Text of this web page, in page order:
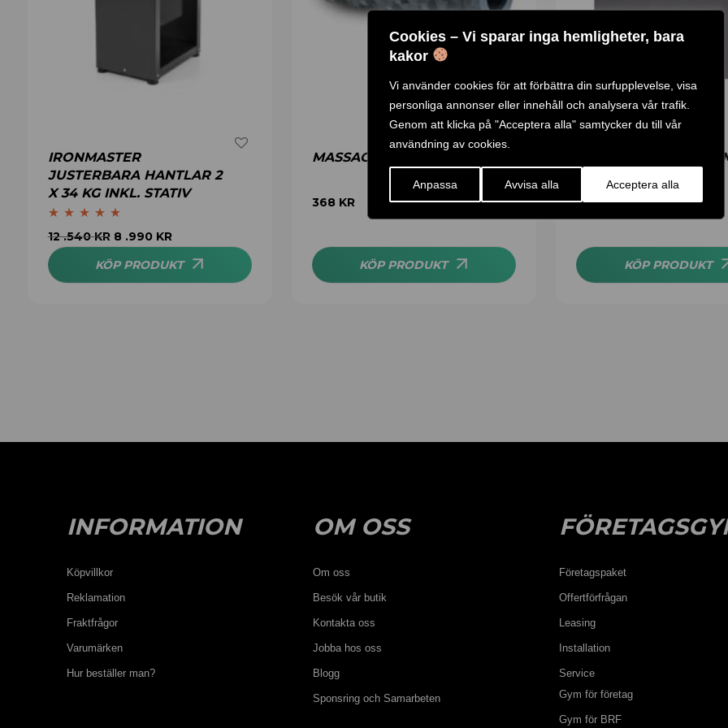
Cookies – Vi sparar inga hemligheter, bara
kakor
Vi använder cookies för att förbättra din surfupplevelse, visa
personliga annonser eller innehåll och analysera vår trafik.
Genom att klicka på "Acceptera alla" samtycker du till vår
användning av cookies.
Anpassa Avvisa alla Acceptera alla
IRONMASTER
JUSTERBARA HANTLAR 2
X 34 KG INKL. STATIV
Betygsatt5.00
av 5
12 .540KR 8 .990 KR
KÖP PRODUKT
MASSAGE FOAM ROLLER
368 KR
KÖP PRODUKT
YOGAMATTA
SUNDIAL
449KR
KÖP PRODUKT
INFORMATION
Köpvillkor
Reklamation
Fraktfrågor
Varumärken
Hur beställer man?
OM OSS
Om oss
Besök vår butik
Kontakta oss
Jobba hos oss
Blogg
Sponsring och Samarbeten
Företagspaket
Offertförfrågan
Leasing
Installation
Service
Gym för företag
Gym för BRF